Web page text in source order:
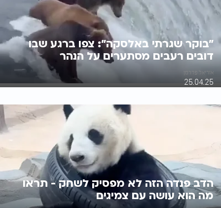
"בוקר שגרתי באלסקה": צפו ברגע שבו
דובים רעבים מסתערים על הנהר
אוריאל פדרמן
25.04.25
הדב פנדה הזה לא מפסיק לשחק - תראו
מה הוא עושה עם צמיגים